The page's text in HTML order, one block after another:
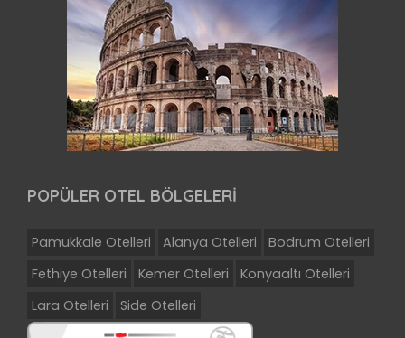
POPÜLER OTEL BÖLGELERİ
Pamukkale Otelleri Alanya Otelleri
Bodrum Otelleri
Fethiye Otelleri
Kemer Otelleri
Konyaaltı Otelleri
Lara Otelleri
Side Otelleri